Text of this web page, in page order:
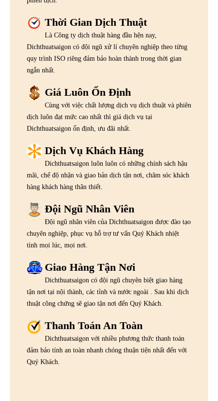
Thời Gian Dịch Thuật
Là Công ty dịch thuật hàng đầu hện nay,
Dichthuatsaigon có đội ngũ xử lí chuyên nghiệp theo từng
quy trình ISO riêng đảm bảo hoàn thành trong thời gian
ngắn nhất.
Giá Luôn Ổn Định
Cùng với việc chất lượng dịch vụ dịch thuật và phiên
dịch luôn đạt mức cao nhất thì giá dịch vụ tại
Dichthuatsaigon ổn định, ưu đãi nhất.
Dịch Vụ Khách Hàng
Dichthuatsaigon luôn luôn có những chính sách hậu
mãi, chế độ nhận và giao bản dịch tận nơi, chăm sóc khách
hàng khách hàng thân thiết.
Đội Ngũ Nhân Viên
Đội ngũ nhân viên của Dichthuatsaigon được đào tạo
chuyên nghiệp, phục vụ hỗ trợ tư vấn Quý Khách nhiệt
tình mọi lúc, mọi nơi.
Giao Hàng Tận Nơi
Dichthuatsaigon có đội ngũ chuyên biệt giao hàng
tận nơi tại nội thành, các tỉnh và nước ngoài . Sau khi dịch
thuật công chứng sẽ giao tận nơi đến Quý Khách.
Thanh Toán An Toàn
Dichthuatsaigon với nhiều phương thức thanh toán
đảm bảo tính an toàn nhanh chóng thuận tiện nhất đến với
Quý Khách.